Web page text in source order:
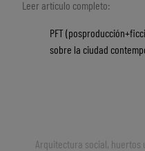
Leer artículo completo:
PFT
sobre la ciudad
Arquitectura social, huertos